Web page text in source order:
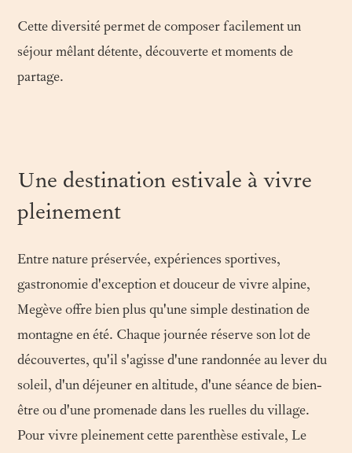
Cette diversité permet de composer facilement un
séjour mêlant détente, découverte et moments de
partage.
Une destination estivale à vivre
pleinement
Entre nature préservée, expériences sportives,
gastronomie d'exception et douceur de vivre alpine,
Megève offre bien plus qu'une simple destination de
montagne en été. Chaque journée réserve son lot de
découvertes, qu'il s'agisse d'une randonnée au lever du
soleil, d'un déjeuner en altitude, d'une séance de bien-
être ou d'une promenade dans les ruelles du village.
Pour vivre pleinement cette parenthèse estivale, Le